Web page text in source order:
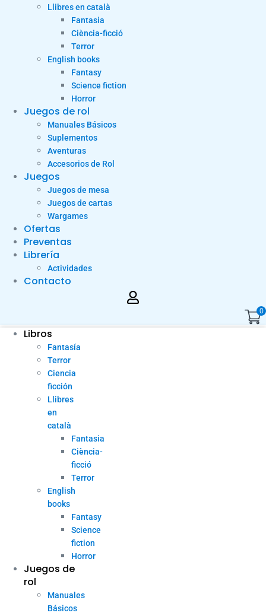
Llibres en català
Fantasia
Ciència-ficció
Terror
English books
Fantasy
Science fiction
Horror
Juegos de rol
Manuales Básicos
Suplementos
Aventuras
Accesorios de Rol
Juegos
Juegos de mesa
Juegos de cartas
Wargames
Ofertas
Preventas
Librería
Actividades
Contacto
0
Libros
Fantasía
Terror
Ciencia
ficción
Llibres
en
català
Fantasia
Ciència-
ficció
Terror
English
books
Fantasy
Science
fiction
Horror
Juegos de
rol
Manuales
Básicos